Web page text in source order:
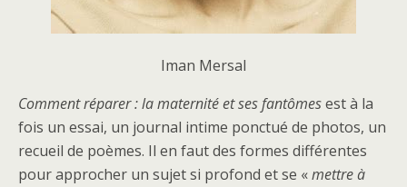
Iman Mersal
Comment réparer : la maternité et ses fantômesest à la
fois un essai, un journal intime ponctué de photos, un
recueil de poèmes. Il en faut des formes différentes
pour approcher un sujet si profond et se «mettre à